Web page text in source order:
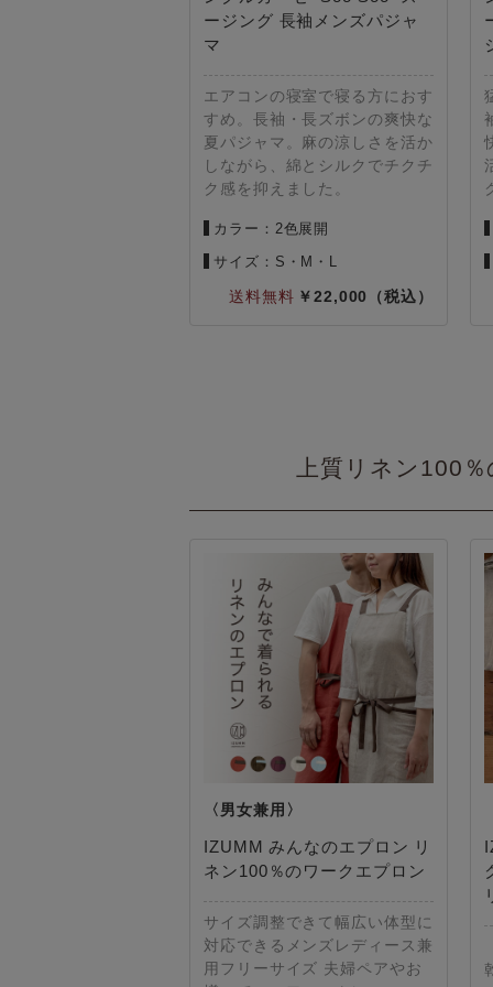
ージング 長袖メンズパジャ
マ
エアコンの寝室で寝る方におす
すめ。長袖・長ズボンの爽快な
夏パジャマ。麻の涼しさを活か
しながら、綿とシルクでチクチ
ク感を抑えました。
カラー：2色展開
サイズ：S・M・L
22,000
上質リネン100
IZUMM みんなのエプロン リ
ネン100％のワークエプロン
サイズ調整できて幅広い体型に
対応できるメンズレディース兼
用フリーサイズ 夫婦ペアやお